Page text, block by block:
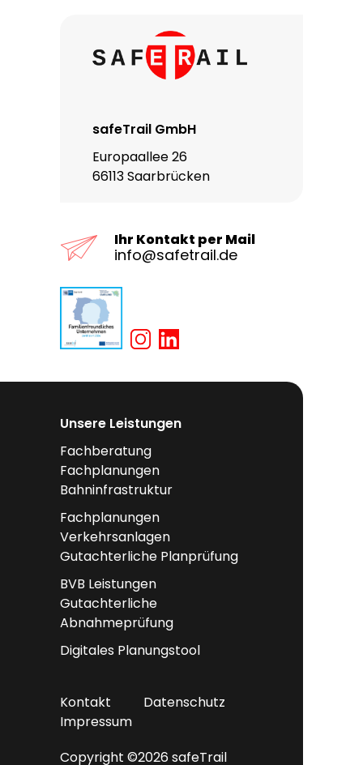
safeTrail GmbH
Europaallee 26
66113 Saarbrücken
Ihr Kontakt per Mail
info@safetrail.de
Unsere Leistungen
Fachberatung
Fachplanungen
Bahninfrastruktur
Fachplanungen
Verkehrsanlagen
Gutachterliche Planprüfung
BVB Leistungen
Gutachterliche
Abnahmeprüfung
Digitales Planungstool
Kontakt
Datenschutz
Impressum
Copyright ©2026 safeTrail